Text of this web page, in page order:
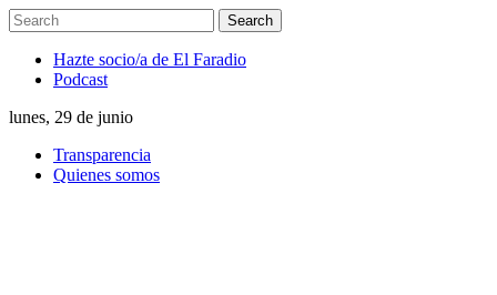
Hazte socio/a de El Faradio
Podcast
lunes, 29 de junio
Transparencia
Quienes somos